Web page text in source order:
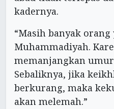
kadernya.
“Masih banyak
Muhammadiyah.
memanjangkan
Sebaliknya, jika
berkurang, maka
akan melemah.”